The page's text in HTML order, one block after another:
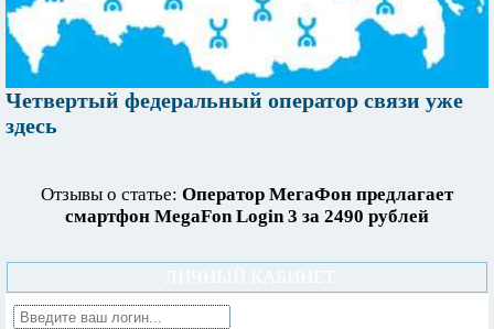
Четвертый федеральный оператор связи уже
здесь
Отзывы о статье: Оператор МегаФон предлагает
смартфон MegaFon Login 3 за 2490 рублей